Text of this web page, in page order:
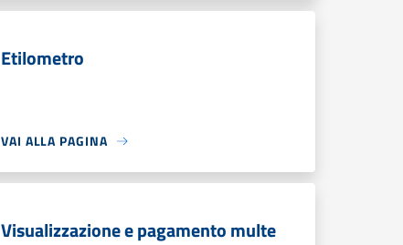
Etilometro
VAI ALLA PAGINA
Visualizzazione e pagamento multe